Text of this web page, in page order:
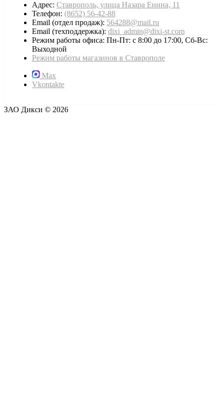
Адрес: Ставрополь, улица Назара Енина, 11
Телефон: (8652) 56-42-88
Email (отдел продаж): 564288@mail.ru
Email (техподдержка): dixi_admin@dixi-st.com
Режим работы офиса: Пн-Пт: с 8:00 до 17:00, Сб-Вс:
Выходной
Режим работы магазинов в Ставрополе
Max
Vkontakte
ЗАО Дикси © 2026